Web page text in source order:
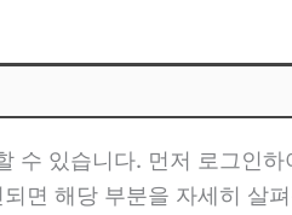
수 있습니다. 먼저 로그인
면 해당 부분을 자세히 살